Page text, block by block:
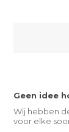
Geen idee
Wij hebben
voor elke